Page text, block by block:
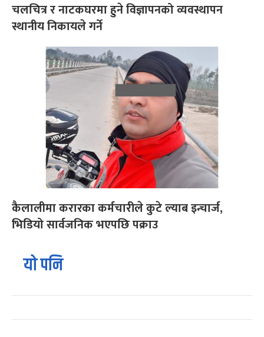
चलचित्र र नाटकघरमा हुने विज्ञापनको व्यवस्थापन
स्थानीय निकायले गर्ने
कैलालीमा करारका कर्मचारीले कुटे ल्याब इन्चार्ज,
भिडियो सार्वजनिक भएपछि पक्राउ
यो पनि